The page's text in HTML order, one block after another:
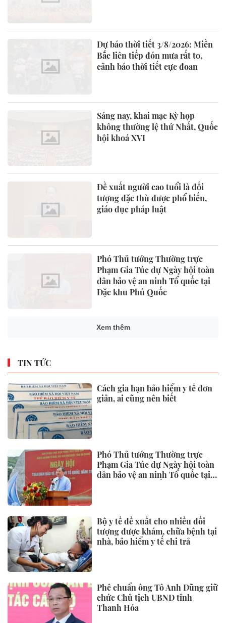
Dự báo thời tiết 3/8/2026: Miền
Bắc liên tiếp đón mưa rất to,
cảnh báo thời tiết cực đoan
Sáng nay, khai mạc Kỳ họp
không thường lệ thứ Nhất, Quốc
hội khoá XVI
Đề xuất người cao tuổi là đối
tượng đặc thù được phổ biến,
giáo dục pháp luật
Phó Thủ tướng Thường trực
Phạm Gia Túc dự Ngày hội toàn
dân bảo vệ an ninh Tổ quốc tại
Đặc khu Phú Quốc
VN-Index tăng hơn 27 điểm,
Mở tuyến du lịch đường sắt chất
Nhiều chỉ tiêu kinh tế 7 tháng
Theo chân những người giữ lửa